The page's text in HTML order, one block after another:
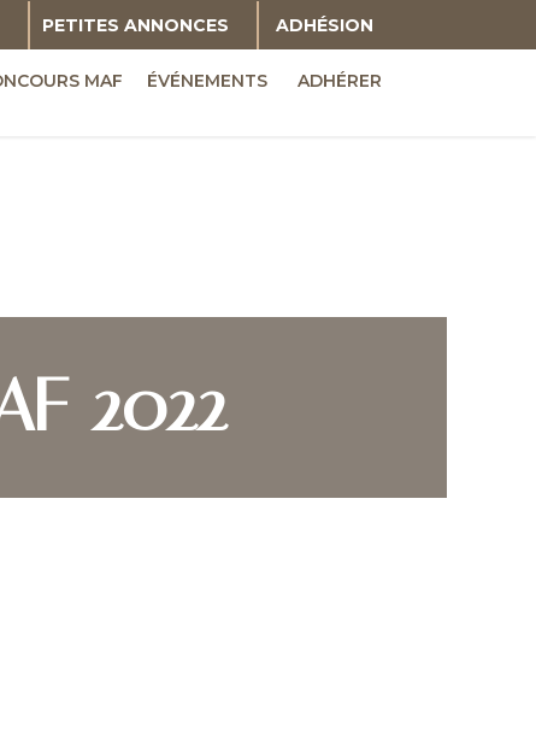
PETITES ANNONCES ADHÉSION
MAF ÉVÉNEMENTS
ADHÉRER
2022